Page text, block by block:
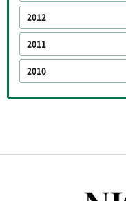
2012
2011
2010